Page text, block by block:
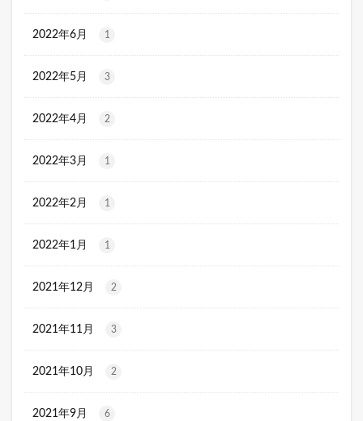
2022年6月 1
2022年5月 3
2022年4月 2
2022年3月 1
2022年2月 1
2022年1月 1
2021年12月 2
2021年11月 3
2021年10月 2
2021年9月 6